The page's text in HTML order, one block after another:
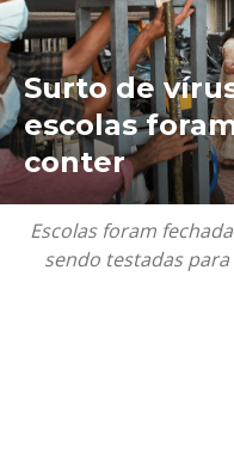
Surto de
escolas
conter
Escolas foram
sendo testadas